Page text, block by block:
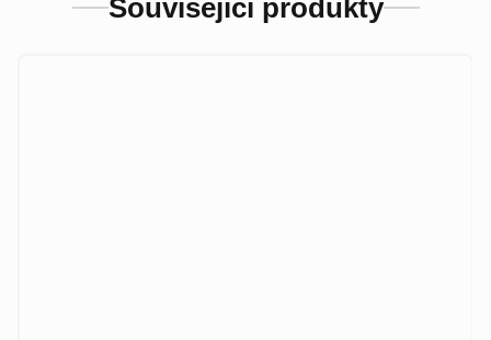
Související produkty